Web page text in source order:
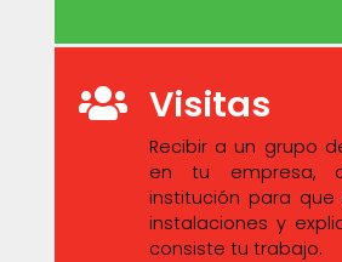
Visitas
Recibir a un grupo
en tu empresa,
institución para que
instalaciones y
consiste tu trabajo.